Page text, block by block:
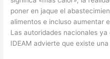
poner en jaque el
alimentos e incluso aumentar
Las autoridades nacionales
IDEAM advierte que existe
mayor
riesgo?